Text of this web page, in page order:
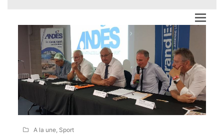
A la une, Sport